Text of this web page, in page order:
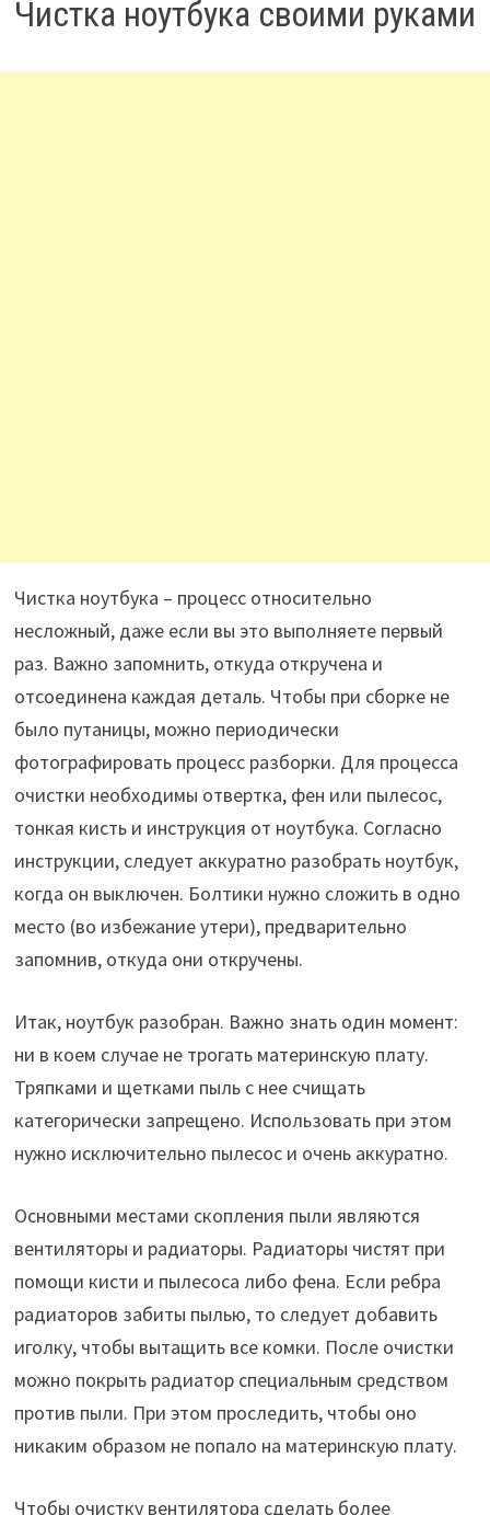
Чистка ноутбука своими руками
Чистка ноутбука – процесс относительно
несложный, даже если вы это выполняете первый
раз. Важно запомнить, откуда откручена и
отсоединена каждая деталь. Чтобы при сборке не
было путаницы, можно периодически
фотографировать процесс разборки. Для процесса
очистки необходимы отвертка, фен или пылесос,
тонкая кисть и инструкция от ноутбука. Согласно
инструкции, следует аккуратно разобрать ноутбук,
когда он выключен. Болтики нужно сложить в одно
место (во избежание утери), предварительно
запомнив, откуда они откручены.
Итак, ноутбук разобран. Важно знать один момент:
ни в коем случае не трогать материнскую плату.
Тряпками и щетками пыль с нее счищать
категорически запрещено. Использовать при этом
нужно исключительно пылесос и очень аккуратно.
Основными местами скопления пыли являются
вентиляторы и радиаторы. Радиаторы чистят при
помощи кисти и пылесоса либо фена. Если ребра
радиаторов забиты пылью, то следует добавить
иголку, чтобы вытащить все комки. После очистки
можно покрыть радиатор специальным средством
против пыли. При этом проследить, чтобы оно
никаким образом не попало на материнскую плату.
Чтобы очистку вентилятора сделать более